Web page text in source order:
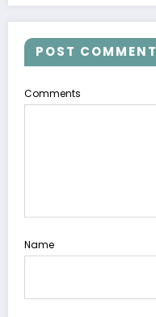
POST COMMENT
Comments
Name